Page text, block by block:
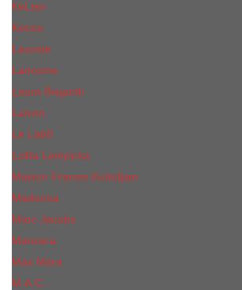
КиLian
Kenzo
Lacoste
Lancome
Laura Biagiotti
Lanvin
Lе Lab0
Lolita Lempicka
Maison Francis Kurkdjian
Madonna
Marc Jacobs
Mancera
Max Mara
M.А.C.